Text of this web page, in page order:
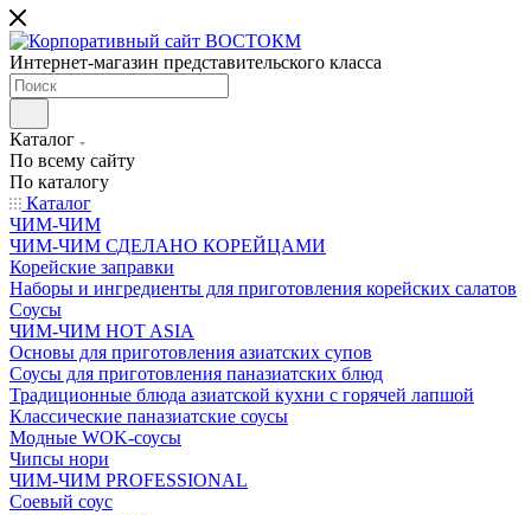
Интернет-магазин представительского класса
Каталог
По всему сайту
По каталогу
Каталог
ЧИМ-ЧИМ
ЧИМ-ЧИМ СДЕЛАНО КОРЕЙЦАМИ
Корейские заправки
Наборы и ингредиенты для приготовления корейских салатов
Соусы
ЧИМ-ЧИМ HOT ASIA
Основы для приготовления азиатских супов
Соусы для приготовления паназиатских блюд
Традиционные блюда азиатской кухни с горячей лапшой
Классические паназиатские соусы
Модные WOK-соусы
Чипсы нори
ЧИМ-ЧИМ PROFESSIONAL
Соевый соус